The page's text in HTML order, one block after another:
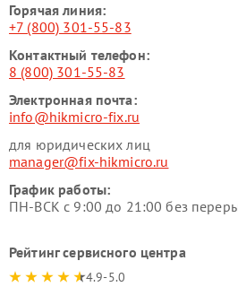
Горячая линия:
+7 (800) 301-55-83
Контактный телефон:
8 (800) 301-55-83
Электронная почта:
info@hikmicro-fix.ru
для юридических лиц
manager@fix-hikmicro.ru
График работы:
ПН-ВСК с 9:00 до 21:00 без
Рейтинг сервисного центра
4.9-5.0